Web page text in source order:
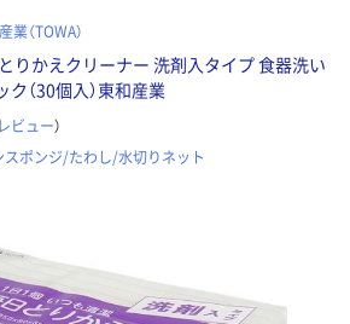
業（TOWA）
りかえクリーナー 洗剤入タイプ 食器洗い
（30個入）東和産業
ビュー）
スポンジ/たわし/水切りネット